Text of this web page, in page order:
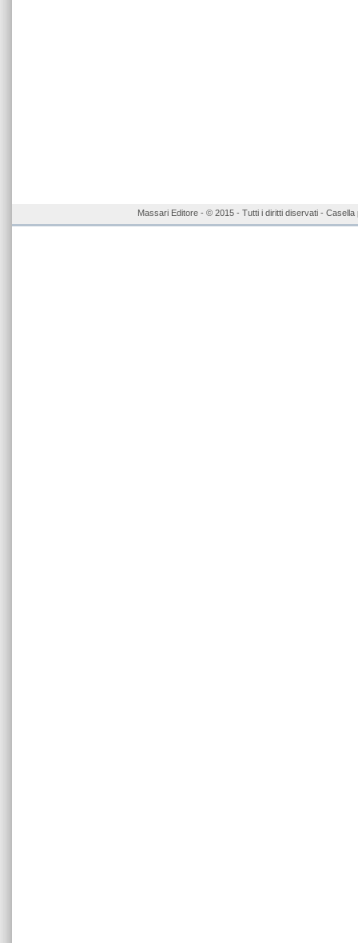
Massari Editore - © 2015 - Tutti i diritti diservati -